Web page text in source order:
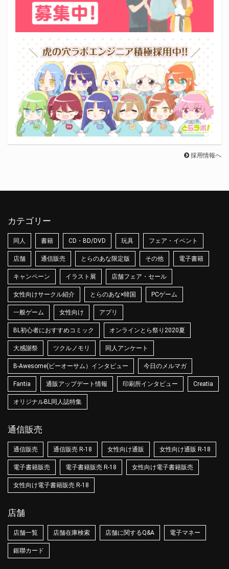
採用情報へ
カテゴリー
同人 書籍 CD・BD/DVD 玩具 フェア・イベント
店舗 通信販売 とらのあな限定版 その他 電子書籍
キャンペーン イラスト展 店舗フェア・セール
女性向けサークル紹介 とらのあな×韓国 PCゲーム
一般ゲーム 女性向け アプリ
BL初心者におすすめコミック オンラインとら祭り2020夏
大感謝祭 ツクルノモリ 同人アンケート
B-Awesome(ビーオーサム）インタビュー 今日のメルマガ
Fantia 通販アップデート情報 印刷所インタビュー Creatia
オリジナルBL同人誌特集
通信販売
通信販売 通信販売 R-18 女性向け通販 女性向け通販 R-18
電子書籍販売 電子書籍販売 R-18 女性向け電子書籍販売
女性向け電子書籍販売 R-18
店舗
店舗一覧 店舗在庫検索 店舗に関するQ&A 電子マネー
銀聯カード